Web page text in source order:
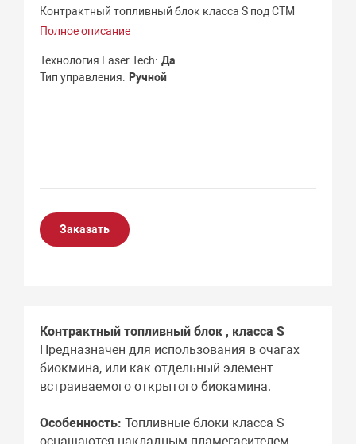
Контрактный топливный блок класса S под СТМ
Полное описание
Технология Laser Tech Да
Тип управления
Ручной
Заказать
Контрактный топливный блок , класса S
Предназначен для использования в очагах
биокмина, или как отдельный элемент
встраиваемого открытого биокамина.
Особенность:Топливные блоки класса S